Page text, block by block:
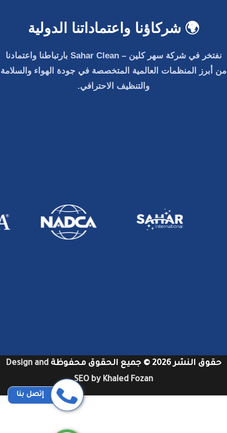
🌍 شركاؤنا واعتماداتنا الدولية
نفتخر فيشركة سهر كلين – Sahar Clean
بارتباطنا واعتمادنا
من أبرز المنظمات العالمية المتخصصة في جودة الهواء والسلامة
والتنظيف الاحترافي.
حقوق النشر 2026 © جميع الحقوق محفوظة
Design and
SEO by Khaled Fozan
إتصل بنا